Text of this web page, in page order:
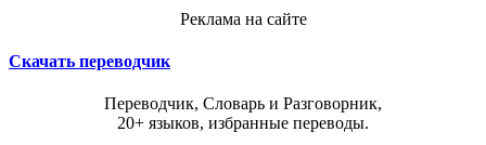
Реклама на сайте
Скачать переводчик
Переводчик, Словарь и Разговорник,
20+ языков, избранные переводы.